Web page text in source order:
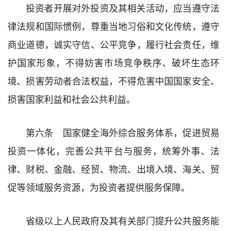
投资者开展对外投资及其相关活动，应当遵守法
律法规和国际惯例，尊重当地习俗和文化传统，遵守
商业道德，诚实守信、公平竞争，履行社会责任，维
护国家形象，不得妨害市场竞争秩序、破坏生态环
境、损害劳动者合法权益，不得危害中国国家安全、
损害国家利益和社会公共利益。
第六条 国家健全海外综合服务体系，促进贸易
投资一体化，完善公共平台与服务，统筹外事、法
律、财税、金融、经贸、物流、出境入境、海关、贸
促等领域服务资源，为投资者提供服务保障。
省级以上人民政府及其有关部门提升公共服务能